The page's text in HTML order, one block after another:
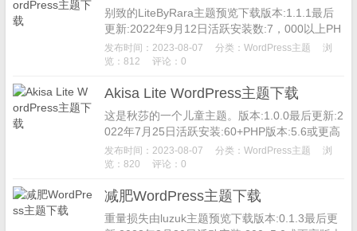
别致的LiteByRara主题预览下载版本:1.1.1最后
更新:2022年9月12日活跃安装数:7，000以上PH
P版本:5.6或更高主题主页ChicLi...
发布时间：2023-08-07 分类： WordPress主题
浏
览：812
评论：0
Akisa Lite WordPress主题下载
这是秋莎的一个儿童主题。版本:1.0.0最后更新:2
022年7月25日活跃安装:60+PHP版本:5.6或更高
主题主页Akisa是一个现代的WordPress...
发布时间：2023-08-07 分类： WordPress主题
浏
览：820
评论：0
减肥WordPress主题下载
重量损失由luzuk主题预览下载版本:0.1.3最后更